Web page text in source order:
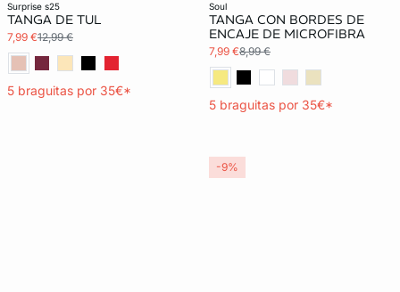
surprise s25
TANGA DE TUL
7,99 €12,99 €
5 braguitas por 35€*
soul
TANGA CON BORDES DE
ENCAJE DE MICROFIBRA
7,99 €8,99 €
5 braguitas por 35€*
-9%